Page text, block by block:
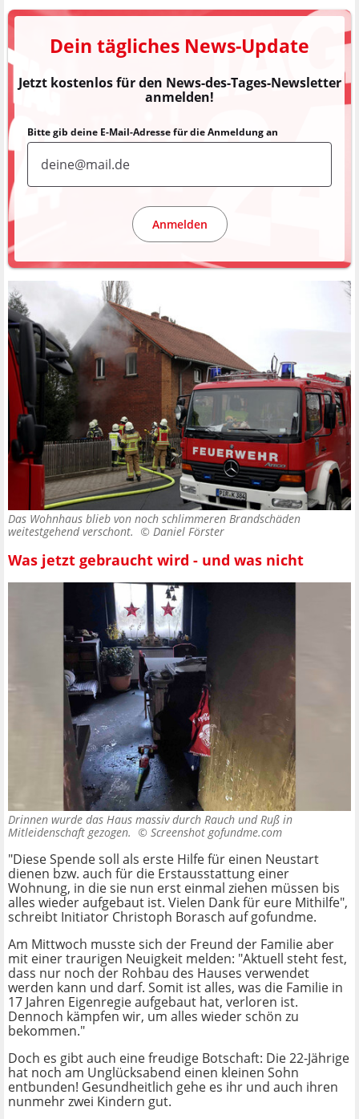
Dein tägliches News-Update
Jetzt kostenlos für den News-des-Tages-Newsletter
anmelden!
Bitte gib deine E-Mail-Adresse für die Anmeldung an
Anmelden
Das Wohnhaus blieb von noch schlimmeren Brandschäden
weitestgehend verschont. © Daniel Förster
Was jetzt gebraucht wird - und was nicht
Drinnen wurde das Haus massiv durch Rauch und Ruß in
Mitleidenschaft gezogen. © Screenshot gofundme.com
"Diese Spende soll als erste Hilfe für einen Neustart
dienen bzw. auch für die Erstausstattung einer
Wohnung, in die sie nun erst einmal ziehen müssen bis
alles wieder aufgebaut ist. Vielen Dank für eure Mithilfe",
schreibt Initiator Christoph Borasch auf gofundme.
Am Mittwoch musste sich der Freund der Familie aber
mit einer traurigen Neuigkeit melden: "Aktuell steht fest,
dass nur noch der Rohbau des Hauses verwendet
werden kann und darf. Somit ist alles, was die Familie in
17 Jahren Eigenregie aufgebaut hat, verloren ist.
Dennoch kämpfen wir, um alles wieder schön zu
bekommen."
Doch es gibt auch eine freudige Botschaft: Die 22-Jährige
hat noch am Unglücksabend einen kleinen Sohn
entbunden! Gesundheitlich gehe es ihr und auch ihren
nunmehr zwei Kindern gut.